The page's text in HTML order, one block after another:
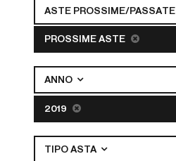
ASTE PROSSIME/PASSATE
PROSSIME ASTE
ANNO
2019
TIPO ASTA